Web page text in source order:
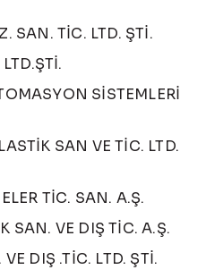
SAN. TİC. LTD. ŞTİ.
SİSTEMLERİ
SAN VE TİC. LTD.
TİC. SAN. A.Ş.
SAN. VE DIŞ TİC. A.Ş.
DIŞ .TİC. LTD. ŞTİ.